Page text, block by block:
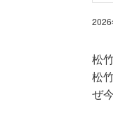
2026
松
松
ぜ